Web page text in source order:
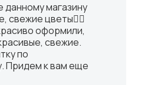
магазину
свежие цветы👍🏼
оформили,
свежие.
по
Придем к вам еще